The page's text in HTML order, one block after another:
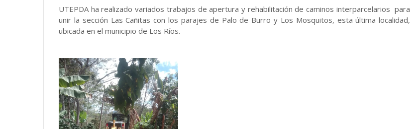
UTEPDA ha realizado variados trabajos de apertura y rehabilitación de caminos interparcelarios para
unir la sección Las Cañitas con los parajes de Palo de Burro y Los Mosquitos, esta última localidad,
ubicada en el municipio de Los Ríos.